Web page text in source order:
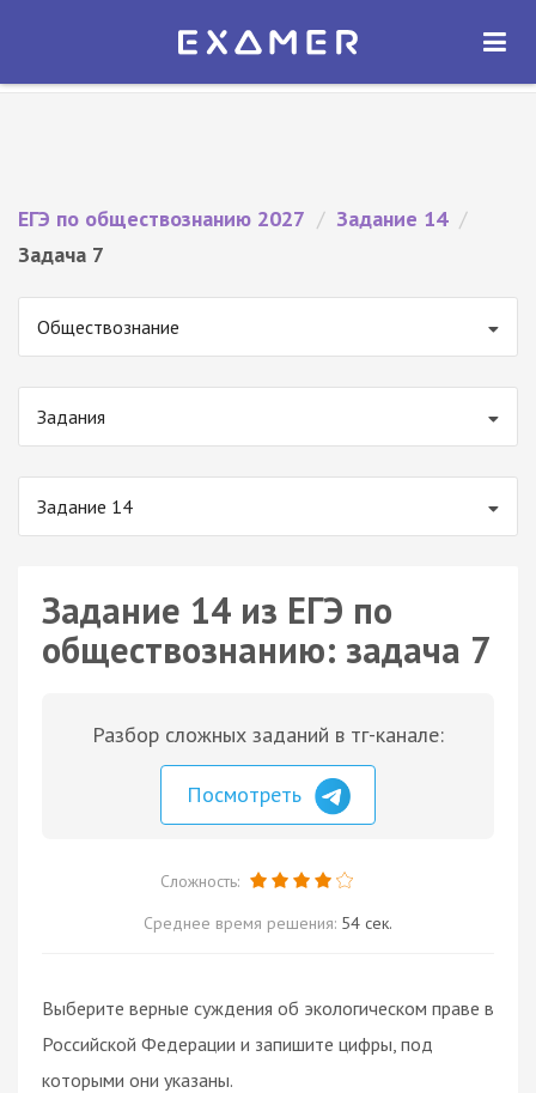
Экзамер — ЕГЭ 2027
ОТКРЫТЬ
ЕГЭ по обществознанию 2027 / Задание 14 /
Задача 7
Обществознание
Задания
Задание 14
Задание 14 из ЕГЭ по
обществознанию: задача 7
Разбор сложных заданий в тг-канале:
Посмотреть
Сложность:
Среднее время решения: 54 сек.
Выберите верные суждения об экологическом праве в
Российской Федерации и запишите цифры, под
которыми они указаны.